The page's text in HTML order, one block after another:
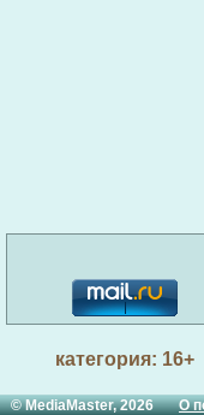
категория: 16+
© MediaMaster, 2026О